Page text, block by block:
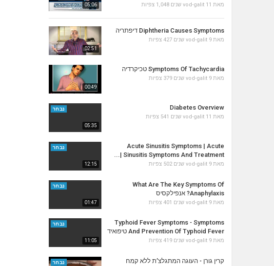
05:06 מאת vod-galit 11 שנים 1,048 צפיות
02:51
Diphtheria Causes Symptoms דיפתריה
מאת vod-galit 9 שנים 427 צפיות
00:49
Symptoms Of Tachycardia טכיקרדיה
מאת vod-galit 9 שנים 379 צפיות
05:35
נבחר Diabetes Overview
מאת vod-galit 11 שנים 541 צפיות
12:15
נבחר
Acute Sinusitis Symptoms | Acute
Sinusitis Symptoms And Treatment |...
מאת vod-galit 9 שנים 502 צפיות
01:47
נבחר
What Are The Key Symptoms Of
Anaphylaxis? אנפילקסיס
מאת vod-galit 9 שנים 401 צפיות
11:05
נבחר
Typhoid Fever Symptoms - Symptoms
And Prevention Of Typhoid Fever טיפואיד
מאת vod-galit 9 שנים 419 צפיות
נבחר קרין גורן - העוגה המתגלצ’ת ללא קמח